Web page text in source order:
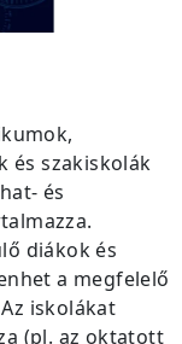
és szakiskolák
és
diákok és
a megfelelő
iskolákat
(pl. az oktatott